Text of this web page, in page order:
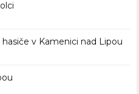
v Kamenici nad Lipou